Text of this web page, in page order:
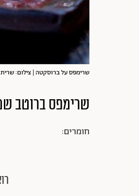
שרימפס על ברוסקטה | צילום: שרית
שרימפס ברוטב
חומרים: